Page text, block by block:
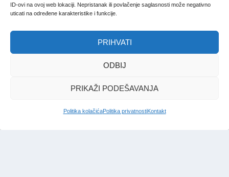
ID-ovi na ovoj web lokaciji. Nepristanak ili povlačenje saglasnosti može negativno
uticati na određene karakteristike i funkcije.
PRIHVATI
ODBIJ
PRIKAŽI PODEŠAVANJA
Politika kolačićaPolitika privatnostiKontakt